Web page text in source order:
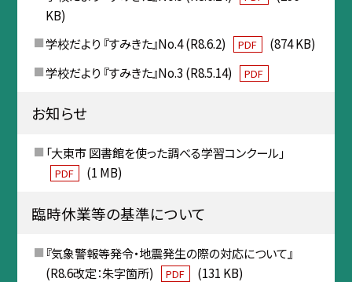
KB)
学校だより 『すみきた』No.4 (R8.6.2)
PDF
(874 KB)
学校だより 『すみきた』No.3 (R8.5.14)
PDF
お知らせ
「大東市 図書館を使った調べる学習コンクール」
PDF (1 MB)
臨時休業等の基準について
『気象警報等発令・地震発生の際の対応について』
(R8.6改定：朱字箇所)
PDF
(131 KB)